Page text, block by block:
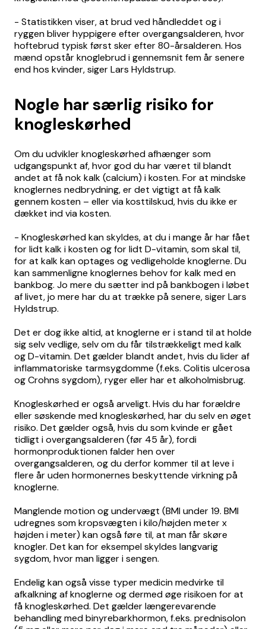
- Statistikken viser, at brud ved håndleddet og i
ryggen bliver hyppigere efter overgangsalderen, hvor
hoftebrud typisk først sker efter 80-årsalderen. Hos
mænd opstår knoglebrud i gennemsnit fem år senere
end hos kvinder, siger Lars Hyldstrup.
Nogle har særlig risiko for
knogleskørhed
Om du udvikler knogleskørhed afhænger som
udgangspunkt af, hvor god du har været til blandt
andet at få nok kalk (calcium) i kosten. For at mindske
knoglernes nedbrydning, er det vigtigt at få kalk
gennem kosten – eller via kosttilskud, hvis du ikke er
dækket ind via kosten.
- Knogleskørhed kan skyldes, at du i mange år har fået
for lidt kalk i kosten og for lidt D-vitamin, som skal til,
for at kalk kan optages og vedligeholde knoglerne. Du
kan sammenligne knoglernes behov for kalk med en
bankbog. Jo mere du sætter ind på bankbogen i løbet
af livet, jo mere har du at trække på senere, siger Lars
Hyldstrup.
Det er dog ikke altid, at knoglerne er i stand til at holde
sig selv vedlige, selv om du får tilstrækkeligt med kalk
og D-vitamin. Det gælder blandt andet, hvis du lider af
inflammatoriske tarmsygdomme (f.eks. Colitis ulcerosa
og Crohns sygdom), ryger eller har et alkoholmisbrug.
Knogleskørhed er også arveligt. Hvis du har forældre
eller søskende med knogleskørhed, har du selv en øget
risiko. Det gælder også, hvis du som kvinde er gået
tidligt i overgangsalderen (før 45 år), fordi
hormonproduktionen falder hen over
overgangsalderen, og du derfor kommer til at leve i
flere år uden hormonernes beskyttende virkning på
knoglerne.
Manglende motion og undervægt (BMI under 19. BMI
udregnes som kropsvægten i kilo/højden meter x
højden i meter) kan også føre til, at man får skøre
knogler. Det kan for eksempel skyldes langvarig
sygdom, hvor man ligger i sengen.
Endelig kan også visse typer medicin medvirke til
afkalkning af knoglerne og dermed øge risikoen for at
få knogleskørhed. Det gælder længerevarende
behandling med binyrebarkhormon, f.eks. prednisolon